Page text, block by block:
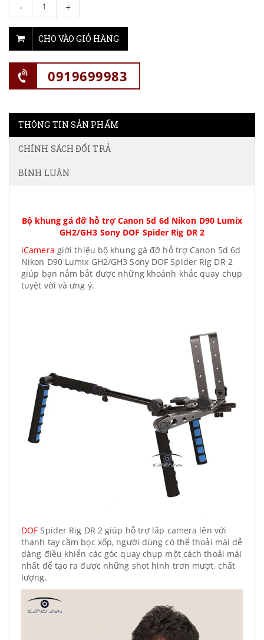
- +
CHO VÀO GIỎ HÀNG
0919699983
THÔNG TIN SẢN PHẨM
CHÍNH SÁCH ĐỔI TRẢ
BÌNH LUẬN
Bộ khung gá đỡ hỗ trợ Canon 5d 6d Nikon D90 Lumix
GH2/GH3 Sony DOF Spider Rig DR 2
iCamera giới thiệu bộ khung gá đỡ hỗ trợ Canon 5d 6d
Nikon D90 Lumix GH2/GH3 Sony DOF Spider Rig DR 2
giúp bạn nắm bắt được những khoảnh khắc quay chụp
tuyệt vời và ưng ý.
DOF Spider Rig DR 2 giúp hỗ trợ lắp camera lên với
thanh tay cầm bọc xốp, người dùng có thể thoải mái dễ
dàng điều khiển các góc quay chụp một cách thoải mái
nhất để tạo ra được những shot hình trơn mượt, chất
lượng.